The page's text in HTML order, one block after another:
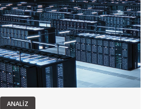
ANALİZ